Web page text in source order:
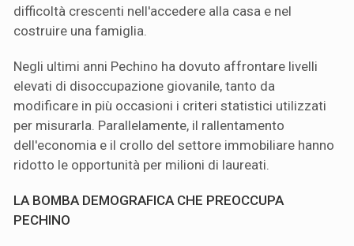
difficoltà crescenti nell'accedere alla casa e nel
costruire una famiglia.
Negli ultimi anni Pechino ha dovuto affrontare livelli
elevati di disoccupazione giovanile, tanto da
modificare in più occasioni i criteri statistici utilizzati
per misurarla. Parallelamente, il rallentamento
dell'economia e il crollo del settore immobiliare hanno
ridotto le opportunità per milioni di laureati.
LA BOMBA DEMOGRAFICA CHE PREOCCUPA
PECHINO